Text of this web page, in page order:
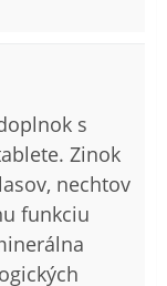
s
Zinok
nechtov
funkciu